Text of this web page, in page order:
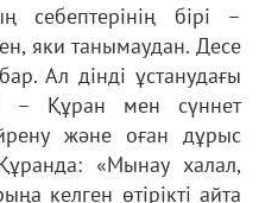
себептерінің бірі –
яки танымаудан. Десе
Ал дінді ұстанудағы
– Құран мен сүннет
және оған дұрыс
«Мынау халал,
келген өтірікті айта